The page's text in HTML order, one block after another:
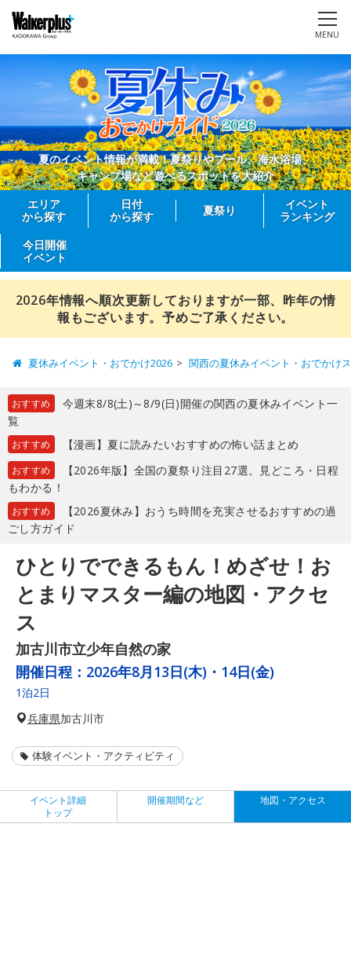
MENU
夏のイベント情報が満載！夏祭りやプール、海水浴場、
キャンプ場など遊べるスポットを大紹介
エリア
から探す
日付
から探す
夏祭り
イベント
ランキング
今日開催
イベント
2026年情報へ順次更新しておりますが一部、昨年の情
報もございます。予めご了承ください。
夏休みイベント・おでかけ2026 関西の夏休みイベント・おでかけ
おすすめ
今週末8/8(土)～8/9(日)開催の関西の夏休みイベント一
覧
おすすめ 【漫画】夏に読みたいおすすめの怖い話まとめ
おすすめ
【2026年版】全国の夏祭り注目27選。見どころ・日程
もわかる！
おすすめ
【2026夏休み】おうち時間を充実させるおすすめの過
ごし方ガイド
ひとりでできるもん！めざせ！お
とまりマスター編の地図・アクセ
ス
加古川市立少年自然の家
開催日程： 2026年8月13日(木)・14日(金)
1泊2日
兵庫県加古川市
体験イベント・アクティビティ
イベント詳細
トップ
開催期間など 地図・アクセス